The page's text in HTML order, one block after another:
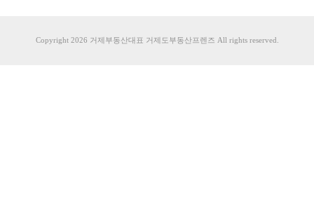
Copyright 2026 거제부동산대표 거제도부동산프렌즈 All rights reserved.